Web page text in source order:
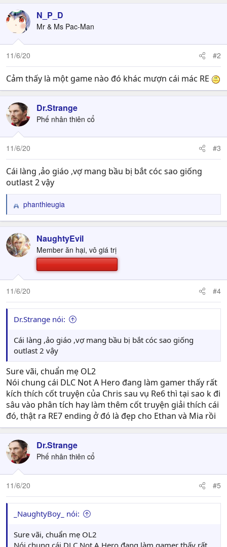
c
t
i
o
n
N_P_D
Mr & Ms Pac-Man
11/6/20 #2
Cảm thấy là một game nào đó khác mượn cái mác RE
Dr.Strange
Phế nhân thiên cổ
11/6/20 #3
Cái làng ,ảo giáo ,vợ mang bầu bị bắt cóc sao giống
outlast 2 vậy
R
e
c
t
i
n
:
phanthieugia
NaughtyEvil
Member ăn hại, vô giá trị
11/6/20 #4
Dr.Strange nói:
Cái làng ,ảo giáo ,vợ mang bầu bị bắt cóc sao giống
outlast 2 vậy
Sure vãi, chuẩn mẹ OL2
Nói chung cái DLC Not A Hero đang làm gamer thấy rất
kích thích cốt truyện của Chris sau vụ Re6 thì tại sao k đi
sâu vào phân tích hay làm thêm cốt truyện giải thích cái
đó, thật ra RE7 ending ở đó là đẹp cho Ethan và Mia rồi
Dr.Strange
Phế nhân thiên cổ
11/6/20 #5
_NaughtyBoy_ nói:
Sure vãi, chuẩn mẹ OL2
Nói chung cái DLC Not A Hero đang làm gamer thấy rất